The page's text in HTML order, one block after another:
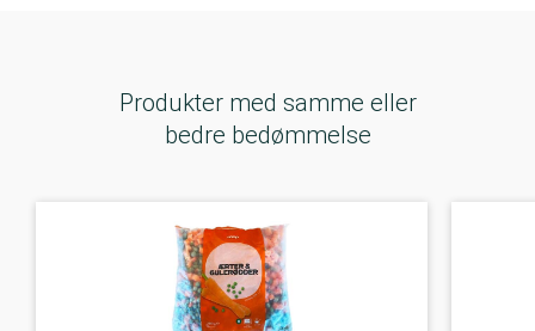
Produkter med samme eller
bedre bedømmelse